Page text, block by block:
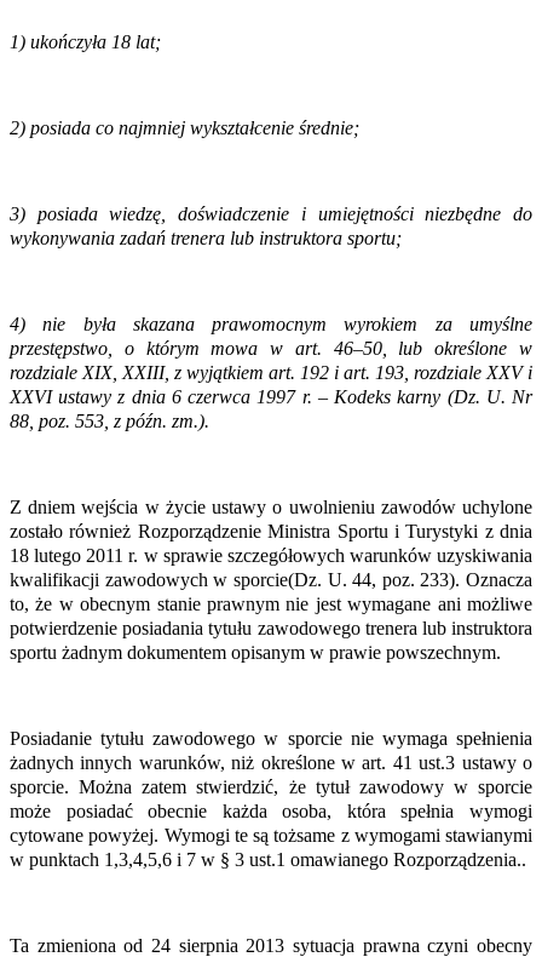
1) ukończyła 18 lat;
2) posiada co najmniej wykształcenie średnie;
3) posiada wiedzę, doświadczenie i umiejętności niezbędne do
wykonywania zadań trenera lub instruktora sportu;
4) nie była skazana prawomocnym wyrokiem za umyślne
przestępstwo, o którym mowa w art. 46–50, lub określone w
rozdziale XIX, XXIII, z wyjątkiem art. 192 i art. 193, rozdziale XXV i
XXVI ustawy z dnia 6 czerwca 1997 r. – Kodeks karny (Dz. U. Nr
88, poz. 553, z późn. zm.).
Z dniem wejścia w życie ustawy o uwolnieniu zawodów uchylone
zostało również Rozporządzenie Ministra Sportu i Turystyki z dnia
18 lutego 2011 r. w sprawie szczegółowych warunków uzyskiwania
kwalifikacji zawodowych w sporcie(Dz. U. 44, poz. 233). Oznacza
to, że w obecnym stanie prawnym nie jest wymagane ani możliwe
potwierdzenie posiadania tytułu zawodowego trenera lub instruktora
sportu żadnym dokumentem opisanym w prawie powszechnym.
Posiadanie tytułu zawodowego w sporcie nie wymaga spełnienia
żadnych innych warunków, niż określone w art. 41 ust.3 ustawy o
sporcie. Można zatem stwierdzić, że tytuł zawodowy w sporcie
może posiadać obecnie każda osoba, która spełnia wymogi
cytowane powyżej. Wymogi te są tożsame z wymogami stawianymi
w punktach 1,3,4,5,6 i 7 w § 3 ust.1 omawianego Rozporządzenia..
Ta zmieniona od 24 sierpnia 2013 sytuacja prawna czyni obecny